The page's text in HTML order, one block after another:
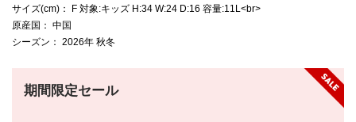
サイズ(cm) ： F 対象:キッズ H:34 W:24 D:16 容量:11L<br>
原産国 ： 中国
シーズン ： 2026年 秋冬
期間限定セール